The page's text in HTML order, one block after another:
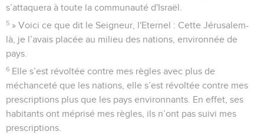
s’attaquera à toute la communauté d'Israël.
5 » Voici ce que dit le Seigneur, l'Eternel : Cette Jérusalem-
là, je l’avais placée au milieu des nations, environnée de
pays.
6 Elle s’est révoltée contre mes règles avec plus de
méchanceté que les nations, elle s’est révoltée contre mes
prescriptions plus que les pays environnants. En effet, ses
habitants ont méprisé mes règles, ils n’ont pas suivi mes
prescriptions.